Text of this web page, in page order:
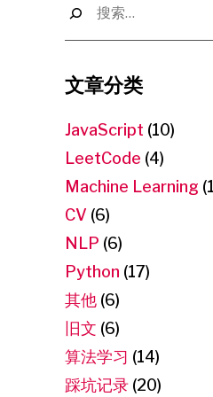
文章分类
JavaScript (10)
LeetCode (4)
Machine Learning
CV (6)
NLP (6)
Python (17)
其他 (6)
旧文 (6)
算法学习 (14)
踩坑记录 (20)